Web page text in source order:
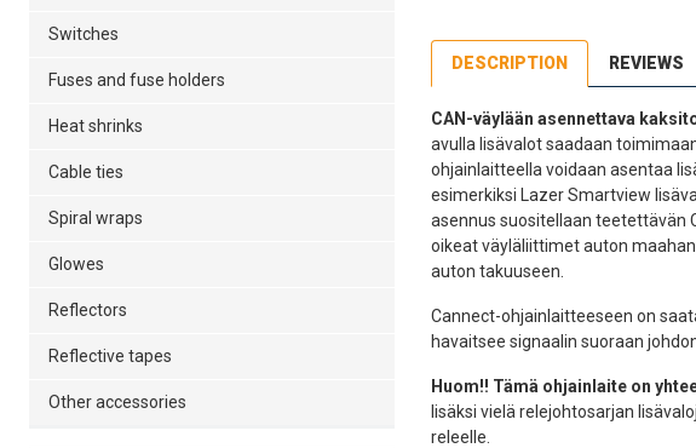
Switches
Fuses and fuse holders
Heat shrinks
Cable ties
Spiral wraps
Glowes
Reflectors
Reflective tapes
Other accessories
DESCRIPTION REVIEWS
CAN-väylään asennettava
avulla lisävalot saadaan
ohjainlaitteella voidaan asentaa
esimerkiksi Lazer Smartview
asennus suositellaan teetettävän
oikeat väyläliittimet auton
auton takuuseen.
Cannect-ohjainlaitteeseen on
havaitsee signaalin suoraan
Huom!! Tämä ohjainlaite on
lisäksi vielä relejohtosarjan
releelle.